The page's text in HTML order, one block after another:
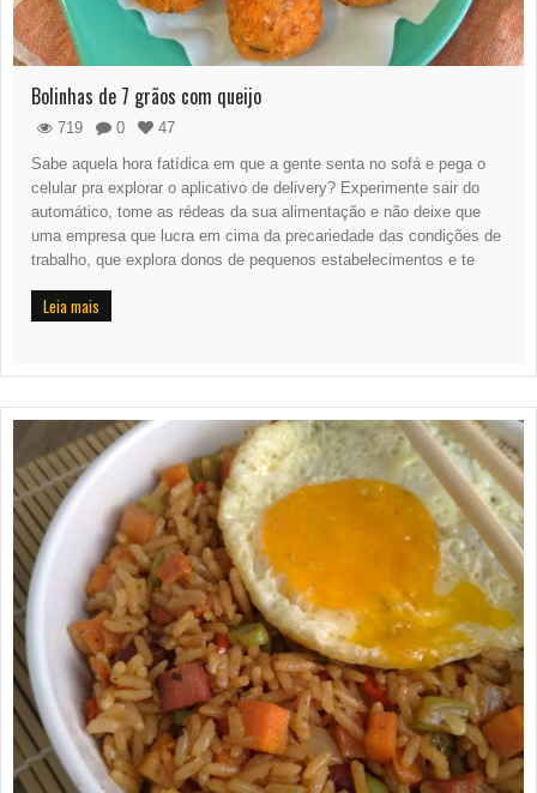
Bolinhas de 7 grãos com queijo
719 0
47
Sabe aquela hora fatídica em que a gente senta no sofá e pega o
celular pra explorar o aplicativo de delivery? Experimente sair do
automático, tome as rédeas da sua alimentação e não deixe que
uma empresa que lucra em cima da precariedade das condições de
trabalho, que explora donos de pequenos estabelecimentos e te
Leia mais